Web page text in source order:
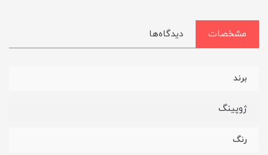
مشخصات دیدگاه‌ها
برند
ژوپینگ
رنگ